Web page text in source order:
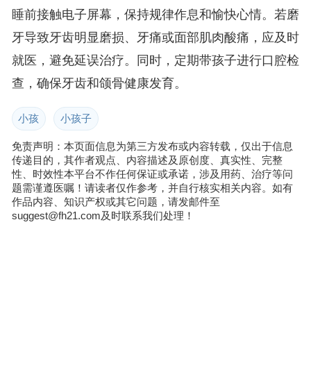
睡前接触电子屏幕，保持规律作息和愉快心情。若磨
牙导致牙齿明显磨损、牙痛或面部肌肉酸痛，应及时
就医，避免延误治疗。同时，定期带孩子进行口腔检
查，确保牙齿和颌骨健康发育。
小孩 小孩子
免责声明：本页面信息为第三方发布或内容转载，仅出于信息
传递目的，其作者观点、内容描述及原创度、真实性、完整
性、时效性本平台不作任何保证或承诺，涉及用药、治疗等问
题需谨遵医嘱！请读者仅作参考，并自行核实相关内容。如有
作品内容、知识产权或其它问题，请发邮件至
suggest@fh21.com及时联系我们处理！